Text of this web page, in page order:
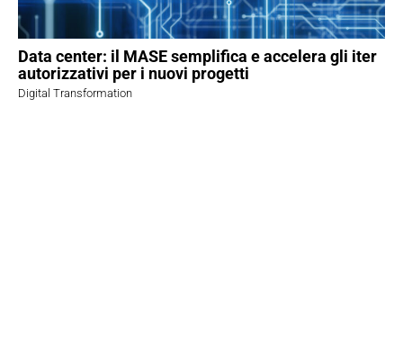
Data center: il MASE semplifica e accelera gli iter
autorizzativi per i nuovi progetti
Digital Transformation